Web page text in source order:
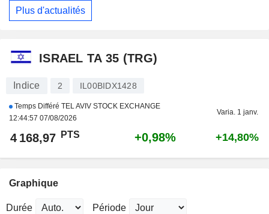
Plus d'actualités
ISRAEL TA 35 (TRG)
Indice 2 IL00BIDX1428
Temps Différé TEL AVIV STOCK EXCHANGE
12:44:57 07/08/2026
Varia. 1 janv.
4 168,97 PTS +0,98% +14,80%
Graphique
Durée Période